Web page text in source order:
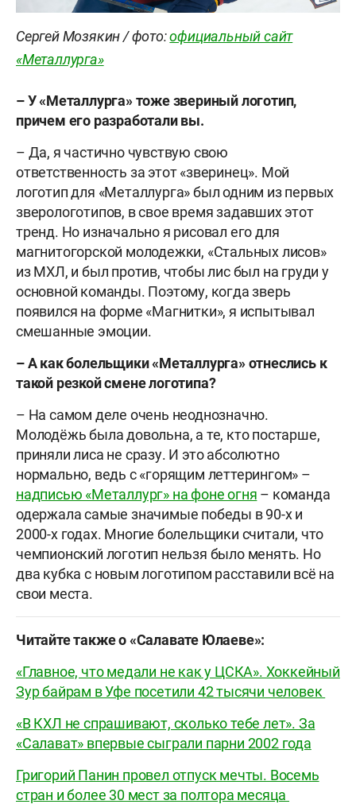
Сергей Мозякин / фото:официальный сайт
«Металлурга»
– У «Металлурга» тоже звериный логотип,
причем его разработали вы.
– Да, я частично чувствую свою
ответственность за этот «зверинец». Мой
логотип для «Металлурга» был одним из первых
зверологотипов, в свое время задавших этот
тренд. Но изначально я рисовал его для
магнитогорской молодежки, «Стальных лисов»
из МХЛ, и был против, чтобы лис был на груди у
основной команды. Поэтому, когда зверь
появился на форме «Магнитки», я испытывал
смешанные эмоции.
– А как болельщики «Металлурга» отнеслись к
такой резкой смене логотипа?
– На самом деле очень неоднозначно.
Молодёжь была довольна, а те, кто постарше,
приняли лиса не сразу. И это абсолютно
нормально, ведь с «горящим леттерингом» –
надписью «Металлург» на фоне огня – команда
одержала самые значимые победы в 90-х и
2000-х годах. Многие болельщики считали, что
чемпионский логотип нельзя было менять. Но
два кубка с новым логотипом расставили всё на
свои места.
Читайте также о «Салавате Юлаеве»:
«Главное, что медали не как у ЦСКА». Хоккейный
Зур байрам в Уфе посетили 42 тысячи человек
«В КХЛ не спрашивают, сколько тебе лет». За
«Салават» впервые сыграли парни 2002 года
Григорий Панин провел отпуск мечты. Восемь
стран и более 30 мест за полтора месяца